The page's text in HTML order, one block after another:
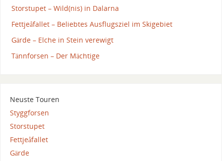
Storstupet – Wild(nis) in Dalarna
Fettjeåfallet – Beliebtes Ausflugsziel im Skigebiet
Gärde – Elche in Stein verewigt
Tännforsen – Der Mächtige
Neuste Touren
Styggforsen
Storstupet
Fettjeåfallet
Gärde